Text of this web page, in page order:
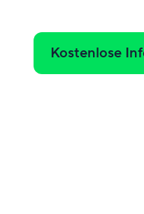
Kostenlose